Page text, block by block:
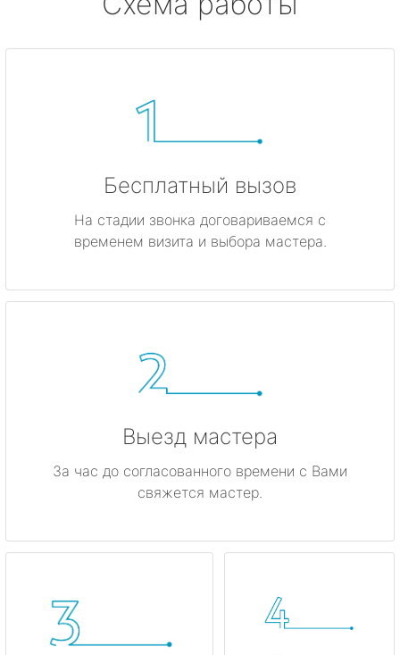
Бесплатный вызов
На стадии звонка договариваемся с
временем визита и выбора мастера.
Выезд мастера
За час до согласованного времени с Вами
свяжется мастер.